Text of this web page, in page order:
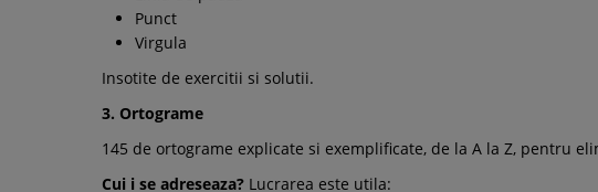
Punct
Virgula
Insotite de exercitii si solutii.
3. Ortograme
145 de ortograme explicate si exemplificate, de la A la Z, pentru
Cui i se adreseaza? Lucrarea este utila: